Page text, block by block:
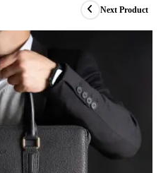
Next Product